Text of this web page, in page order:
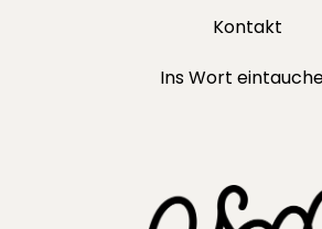
Kontakt
Ins Wort